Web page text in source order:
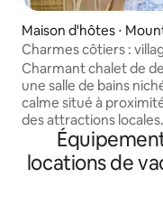
Maison d'hôtes ⋅ Mount
sant
Charmes côtiers :
Charmant chalet de
une salle de bains
calme situé à
des attractions locales. Notre chalet est
un espace conçu
attention aux détails
Nous offrons une
locations de